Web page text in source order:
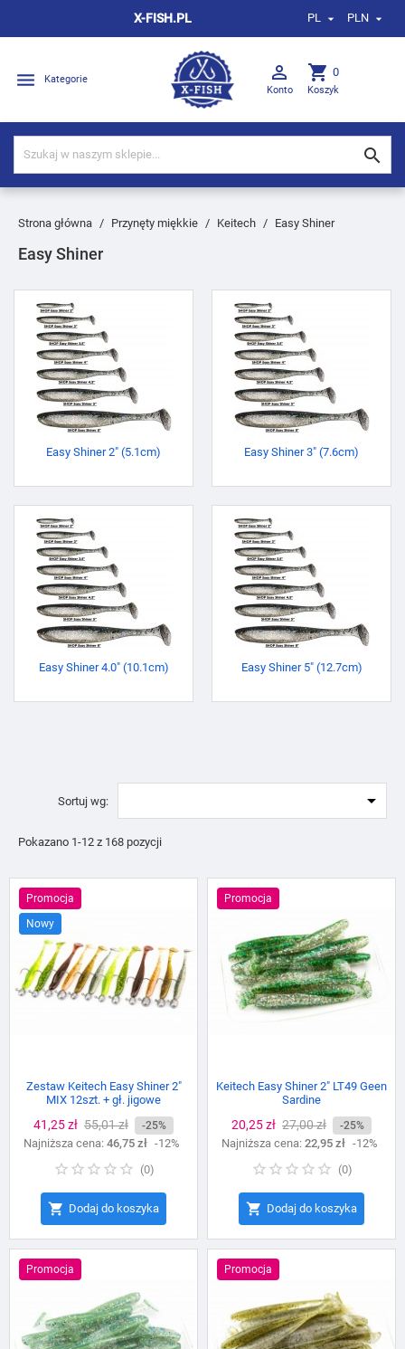
X-FISH.PL PL  PLN 
 Kategorie 
Konto
shopping_cart 0
Koszyk

Strona główna Przynęty miękkie Keitech Easy Shiner
Easy Shiner
Easy Shiner 2" (5.1cm) Easy Shiner 3" (7.6cm)
Easy Shiner 4.0" (10.1cm) Easy Shiner 5" (12.7cm)
Sortuj wg: 
Pokazano 1-12 z 168 pozycji
Promocja
Nowy
Zestaw Keitech Easy Shiner 2"
MIX 12szt. + gł. jigowe
Cena
41,25 zł Cena
podstawowa
55,01 zł -25%
Najniższa cena: 46,75 zł -12%
(0)
 Dodaj do koszyka
Promocja
Keitech Easy Shiner 2" LT49 Geen
Sardine
Cena
20,25 zł Cena
podstawowa
27,00 zł -25%
Najniższa cena: 22,95 zł -12%
(0)
 Dodaj do koszyka
Promocja Promocja